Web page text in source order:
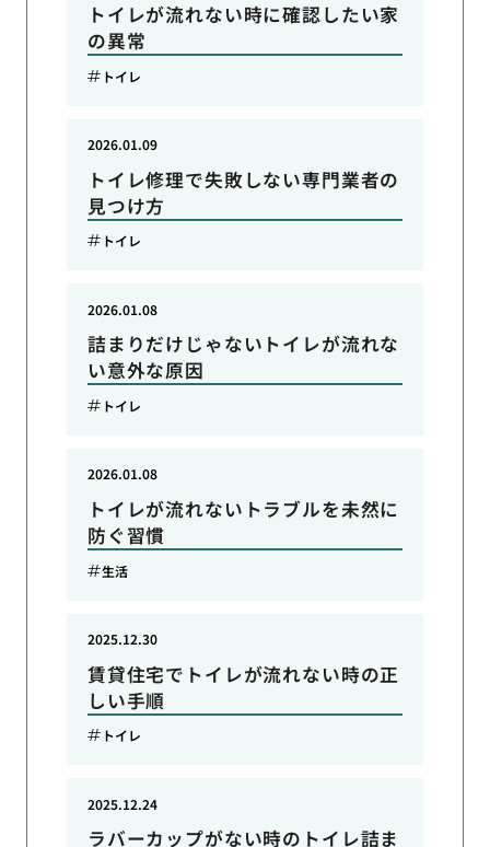
トイレが流れない時に確認したい家
の異常
トイレ
トイレ修理で失敗しない専門業者の
見つけ方
2026.01.09
トイレ
詰まりだけじゃないトイレが流れな
い意外な原因
2026.01.08
トイレ
トイレが流れないトラブルを未然に
防ぐ習慣
2026.01.08
生活
賃貸住宅でトイレが流れない時の正
しい手順
2025.12.30
トイレ
ラバーカップがない時のトイレ詰ま
2025.12.24